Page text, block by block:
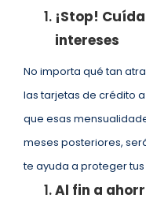
¡Stop!
intereses
No importa qué tan
las tarjetas de crédito
que esas
meses posteriores,
te ayuda a proteger tus
Al fin a